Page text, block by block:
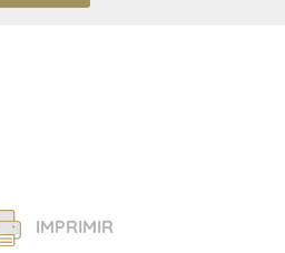
IMPRIMIR